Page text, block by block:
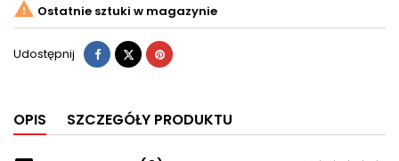
 Ostatnie sztuki w magazynie
Udostępnij Udostępnij
TweetujPinterest
OPIS SZCZEGÓŁY PRODUKTU